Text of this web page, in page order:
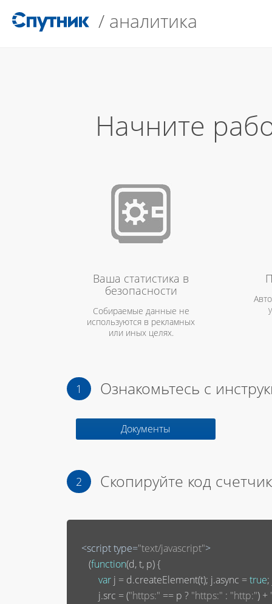
/ аналитика
Начните
Ваша статистика в
безопасности
Собираемые данные не
используются в рекламных
или иных целях.
Ознакомьтесь с
Документы
Скопируйте код
<scripttype="text/javascript">
       (
function(d, t, p) {
var j = d.createElement(t); j.async = true
           j.src = (
"https:" == p ? "https:" : "http:") +